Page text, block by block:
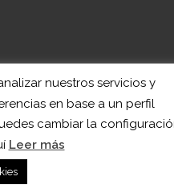
nuestros servicios y
en base a un perfil
cambiar la configuración
Leer más